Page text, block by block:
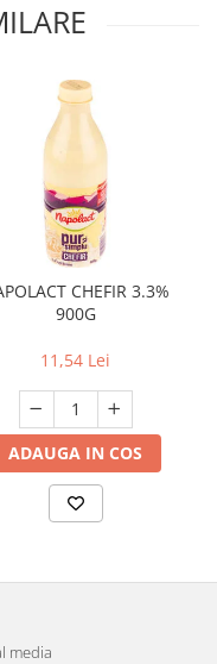
CHEFIR 3.3%
900G
11,54 Lei
ADAUGA IN COS
media